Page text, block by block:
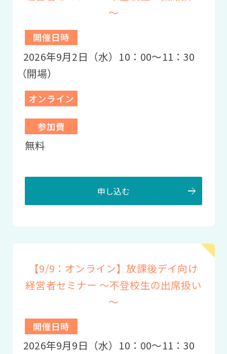
～
開催日時
2026年9月2日（水）10：00〜11：30
（開場）
オンライン
参加費
無料
申し込む
【9/9：オンライン】放課後デイ向け
経営者セミナー ～不登校生の出席扱い
～
開催日時
2026年9月9日（水）10：00〜11：30